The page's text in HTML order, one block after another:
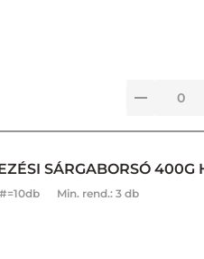
SÁRGABORSÓ 400G
Min. rend.: 3 db